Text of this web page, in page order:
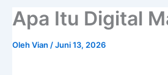
Apa Itu Digital
OlehVian /Juni 13, 2026